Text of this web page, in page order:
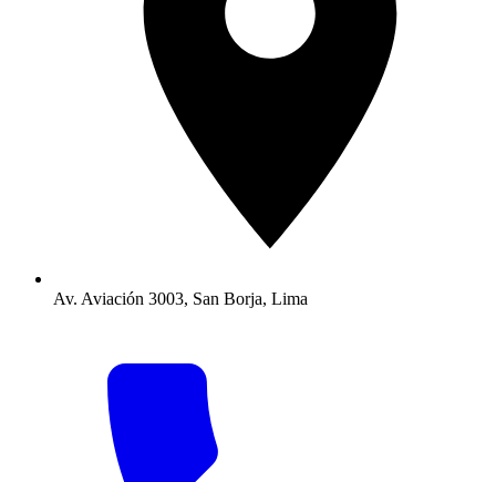
Av. Aviación 3003, San Borja, Lima